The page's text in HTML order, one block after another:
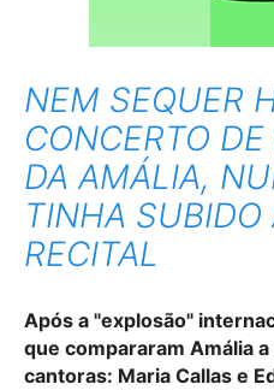
NEM SEQUER
CONCERTO
DA AMÁLIA,
TINHA SUBIDO
RECITAL
Após a "explosão"
que compararam Amália
cantoras: Maria Callas e